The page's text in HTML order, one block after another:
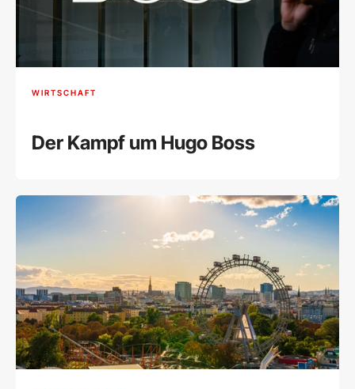
WIRTSCHAFT
Der Kampf um Hugo Boss